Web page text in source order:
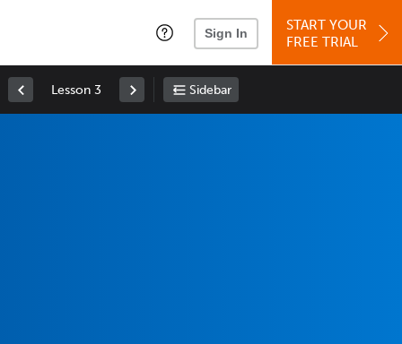
Sign In
START YOUR
FREE TRIAL
Lesson 3 Sidebar